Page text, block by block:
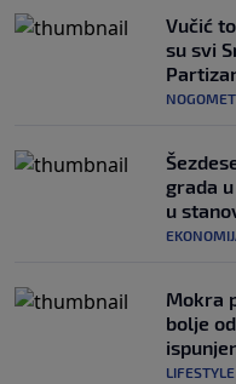
Vučić
su svi
NOGOMET
grada
u
Mokra
bolje
LIFESTYLE